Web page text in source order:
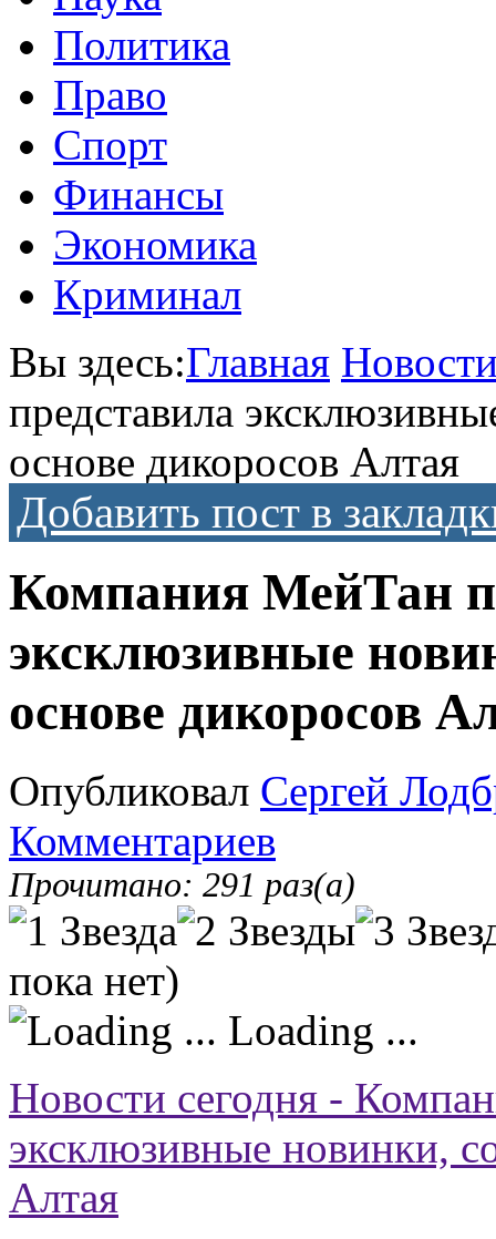
Политика
Право
Спорт
Финансы
Экономика
Криминал
Вы здесь:Главная
представила
основе дикоросов Алтая
Добавить пост в
Компания МейТан
эксклюзивные
основе дикоросов
Опубликовал Сергей
Комментариев
Прочитано: 291 раз(а)
пока нет)
Loading ...
Новости сегодня -
эксклюзивные новинки,
Алтая